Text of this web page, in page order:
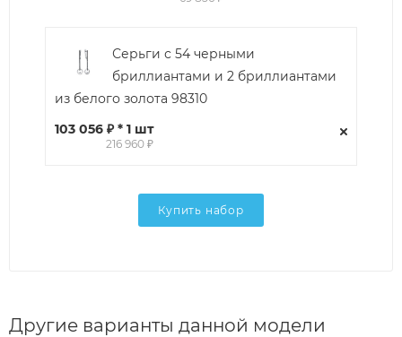
Серьги с 54 черными
бриллиантами и 2 бриллиантами
из белого золота 98310
103 056 ₽ * 1 шт
216 960 ₽
Купить набор
Другие варианты данной модели